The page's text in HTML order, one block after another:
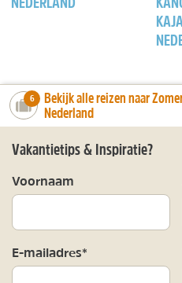
number_of_trips:
6
Bekijk alle reizen naar
Nederland
Vakantietips & Inspiratie?
Voornaam
E-mailadres*